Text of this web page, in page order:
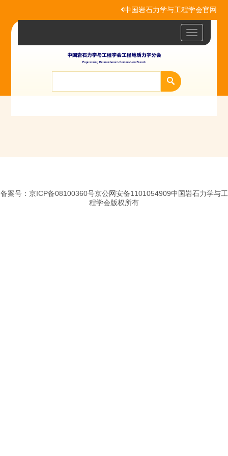
中国岩石力学与工程学会官网
Toggle
备案号：京ICP备08100360号京公网安备1101054909中国岩石力学与工
程学会版权所有